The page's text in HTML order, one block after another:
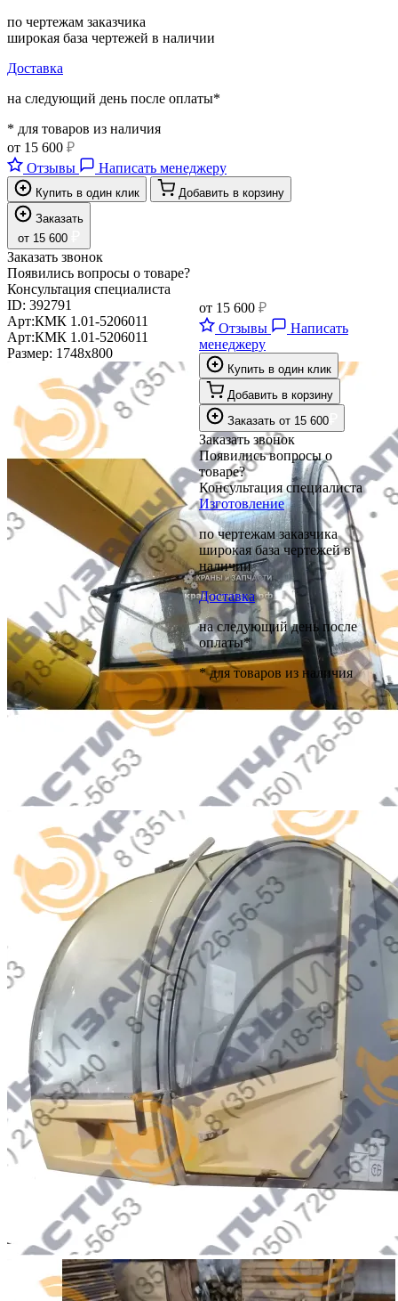
по чертежам заказчика
широкая база чертежей в наличии
Доставка
на следующий день после оплаты*
* для товаров из наличия
от 15 600 ₽
Отзывы
Написать менеджеру
Купить в один клик
Добавить в корзину
Заказать
от 15 600
Заказать звонок
Появились вопросы о товаре?
Консультация специалиста
ID: 392791
Арт:КМК 1.01-5206011
Арт:КМК 1.01-5206011
Размер: 1748х800
от 15 600 ₽
Отзывы
Написать
менеджеру
Купить в один клик
Добавить в корзину
Заказать от 15 600
Заказать звонок
Появились вопросы о
товаре?
Консультация специалиста
Изготовление
по чертежам заказчика
широкая база чертежей в
наличии
Доставка
на следующий день после
оплаты*
* для товаров из наличия